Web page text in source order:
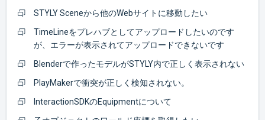
STYLY Sceneから他のWebサイトに移動したい
TimeLineをプレハブとしてアップロードしたいのです
が、エラーが表示されてアップロードできないです
Blenderで作ったモデルがSTYLY内で正しく表示されない
PlayMakerで衝突が正しく検知されない。
InteractionSDKのEquipmentについて